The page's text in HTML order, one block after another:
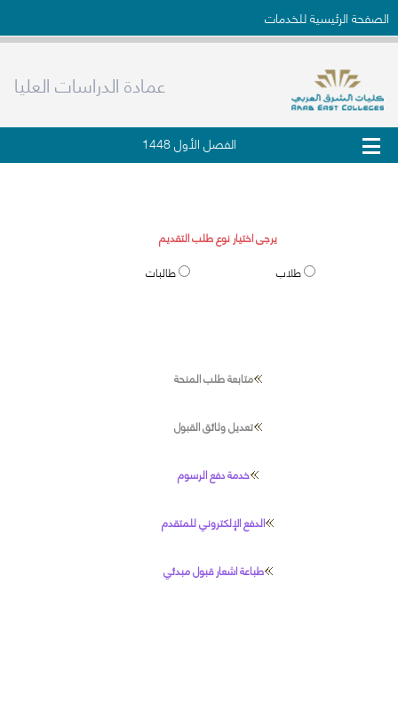
الصفحة الرئيسية للخدمات
عمادة الدراسات العليا
الفصل الأول 1448
يرجى اختيار نوع طلب التقديم
طلاب
طالبات
متابعة طلب المنحة
تعديل وثائق القبول
خدمة دفع الرسوم
الدفع الإلكتروني للمتقدم
طباعة اشعار قبول مبدئي